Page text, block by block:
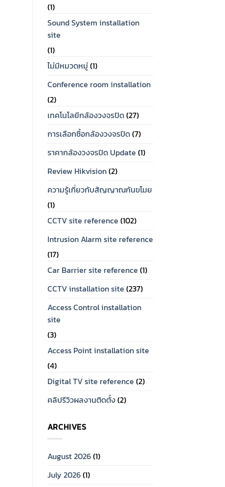
(1)
Sound System installation
site
(1)
ไม่มีหมวดหมู่ (1)
Conference room installation
(2)
เทคโนโลยีกล้องวงจรปิด(27)
การเลือกซื้อกล้องวงจรปิด(7)
ราคากล้องวงจรปิด Update (1)
Review Hikvision(2)
ความรู้เกี่ยวกับสัญญาณกันขโมย
(1)
CCTV site reference (102)
Intrusion Alarm site reference
(17)
Car Barrier site reference (1)
CCTV installation site (237)
Access Control installation
site
(3)
Access Point installation site
(4)
Digital TV site reference (2)
คลิปรีวิวผลงานติดตั้ง(2)
ARCHIVES
August 2026(1)
July 2026(1)